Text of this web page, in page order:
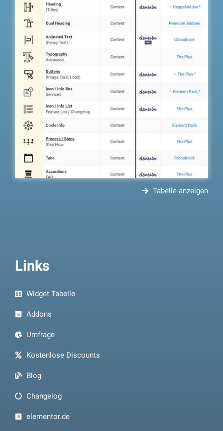
Links
Widget Tabelle
Addons
Umfrage
Kostenlose Discounts
Blog
Changelog
elementor.de
Tabelle anzeigen